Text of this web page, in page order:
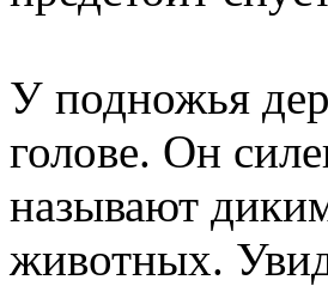
У подножья
голове. Он
называют
животных.